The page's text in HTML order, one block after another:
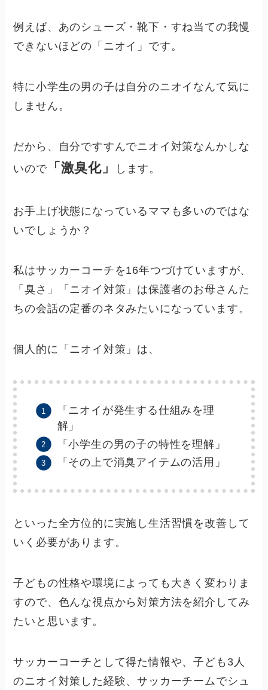
例えば、あのシューズ・靴下・すね当ての我慢
できないほどの「ニオイ」です。
特に小学生の男の子は自分のニオイなんて気に
しません。
だから、自分ですすんでニオイ対策なんかしな
いので「激臭化」 します。
お手上げ状態になっているママも多いのではな
いでしょうか？
私はサッカーコーチを16年つづけていますが、
「臭さ」「ニオイ対策」は保護者のお母さんた
ちの会話の定番のネタみたいになっています。
個人的に「ニオイ対策」は、
「ニオイが発生する仕組みを理
解」
「小学生の男の子の特性を理解」
「その上で消臭アイテムの活用」
といった全方位的に実施し生活習慣を改善して
いく必要があります。
子どもの性格や環境によっても大きく変わりま
すので、色んな視点から対策方法を紹介してみ
たいと思います。
サッカーコーチとして得た情報や、子ども3人
のニオイ対策した経験、サッカーチームでシュ